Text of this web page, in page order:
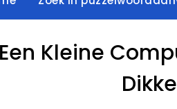
Een Kleine